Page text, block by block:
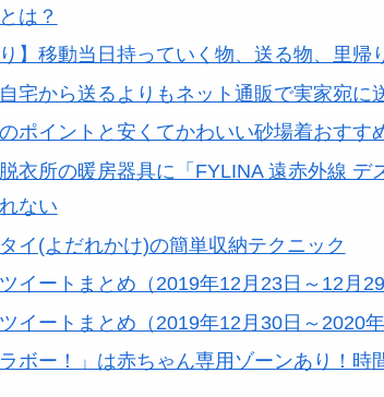
は？
】移動当日持っていく物、送る物、里帰
宅から送るよりもネット通販で実家宛に
ポイントと安くてかわいい砂場着おすす
衣所の暖房器具に「FYLINA 遠赤外線 デ
ない
イ(よだれかけ)の簡単収納テクニック
イートまとめ（2019年12月23日～12月29
イートまとめ（2019年12月30日～2020年
ボー！」は赤ちゃん専用ゾーンあり！時